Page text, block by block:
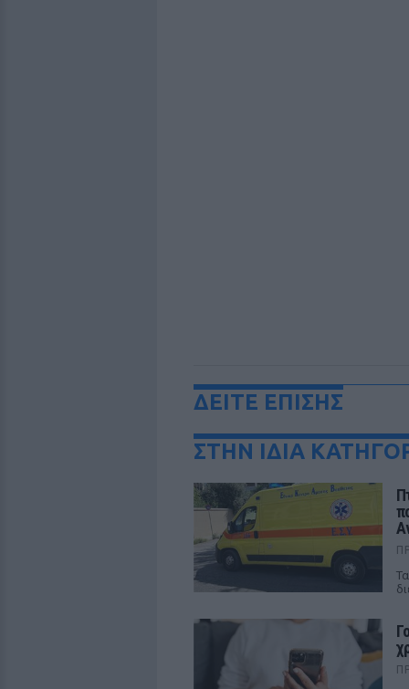
ΔΕΙΤΕ ΕΠΙΣΗΣ
ΣΤΗΝ ΙΔΙΑ